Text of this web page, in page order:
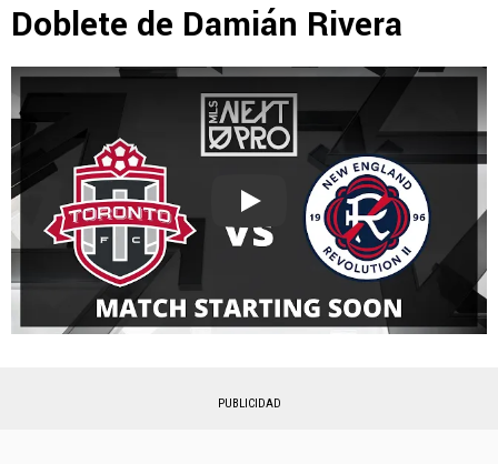
Doblete de Damián Rivera
Play
PUBLICIDAD